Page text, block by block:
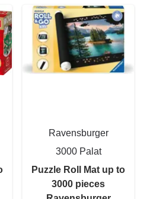
Ravensburger
3000 Palat
Puzzle Roll Mat up to
3000 pieces